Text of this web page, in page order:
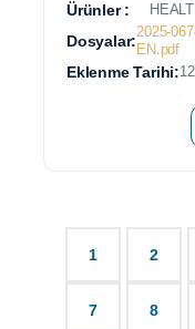
Ürünler :
Dosyalar:
2025-
EN.pdf
Eklenme Tarihi:
1 2
7 8